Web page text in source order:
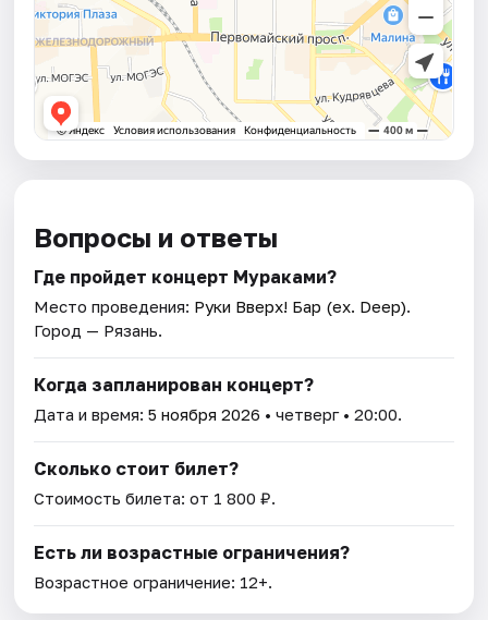
Вопросы и ответы
Где пройдет концерт Мураками?
Место проведения: Руки Вверх! Бар (ex. Deep).
Город — Рязань.
Когда запланирован концерт?
Дата и время:5 ноября 2026 • четверг • 20:00.
Сколько стоит билет?
Стоимость билета: от 1 800 ₽.
Есть ли возрастные ограничения?
Возрастное ограничение: 12+.